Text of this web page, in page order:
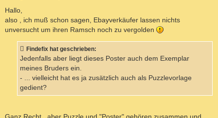
r
a
g
Hallo,
also , ich muß schon sagen, Ebayverkäufer lassen nichts
unversucht um ihren Ramsch noch zu vergolden
Findefix hat geschrieben:
Jedenfalls aber liegt dieses Poster auch dem Exemplar
meines Bruders ein.
- ... vielleicht hat es ja zusätzlich auch als Puzzlevorlage
gedient?